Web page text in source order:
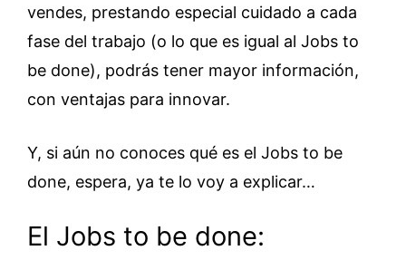
vendes, prestando especial cuidado a cada
fase del trabajo (o lo que es igual al Jobs to
be done), podrás tener mayor información,
con ventajas para innovar.
Y, si aún no conoces qué es el Jobs to be
done, espera, ya te lo voy a explicar…
El Jobs to be done: